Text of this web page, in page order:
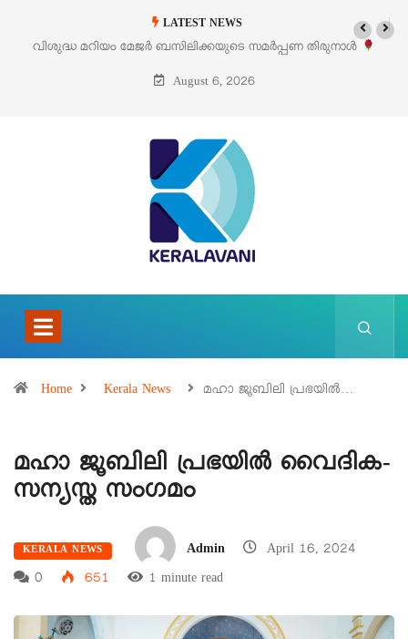
LATEST NEWS
‘പെറ്റൽസ്’ ലൈഫ് സ്റ്റൈൽ എക്സിബിഷനും സെയിലും ഓഗസ്റ്റ് 8-ന്
പെരുമാനൂരിൽ
August 6, 2026
Home Kerala News മഹാ ജൂബിലി പ്രഭയിൽ…
മഹാ ജൂബിലി പ്രഭയിൽ വൈദിക-
സന്യസ്ത സംഗമം
KERALA NEWS Admin
April 16, 2024
0
651 1 minute read